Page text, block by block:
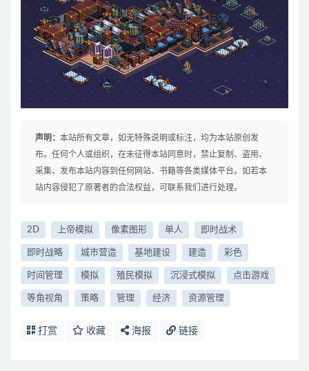
声明： 本站所有文章，如无特殊说明或标注，均为本站原创发
布。任何个人或组织，在未征得本站同意时，禁止复制、盗用、
采集、发布本站内容到任何网站、书籍等各类媒体平台。如若本
站内容侵犯了原著者的合法权益，可联系我们进行处理。
2D 上帝模拟 像素图形 单人 即时战术
即时战略 城市营造 基地建设 建造 彩色
时间管理 模拟 殖民模拟 沉浸式模拟 点击游戏
等角视角 策略 管理 经济 资源管理
打赏 收藏 海报 链接